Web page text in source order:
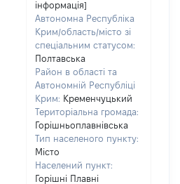
інформація]
Автономна Республіка
Крим/область/місто зі
спеціальним статусом:
Полтавська
Район в області та
Автономній Республіці
Крим: Кременчуцький
Територіальна громада:
Горішньоплавнівська
Тип населеного пункту:
Місто
Населений пункт:
Горішні Плавні